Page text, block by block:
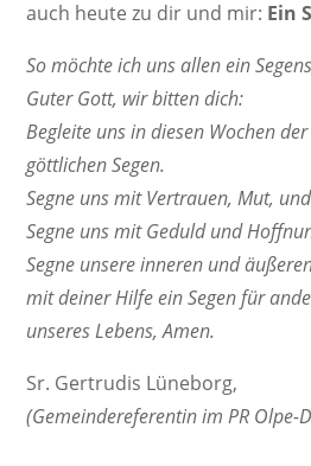
auch heute zu dir und mir: Ein
So möchte ich uns allen ein
Guter Gott, wir bitten dich:
Begleite uns in diesen Wochen
gött­li­chen Segen.
Segne uns mit Vertrauen, Mut,
Segne uns mit Geduld und
Segne unsere inneren und
mit deiner Hilfe ein Segen für
unseres Lebens, Amen.
Sr. Gertrudis Lüneborg,
(Gemein­de­re­fe­rentin im PR Olpe-